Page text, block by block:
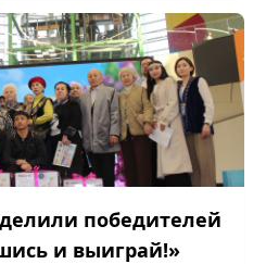
победителей
и выиграй!»